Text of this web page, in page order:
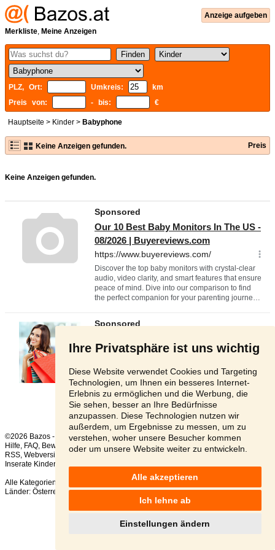
Ihre Privatsphäre ist uns wichtig
Diese Website verwendet Cookies und Targeting
Technologien, um Ihnen ein besseres Internet-
Erlebnis zu ermöglichen und die Werbung, die
Sie sehen, besser an Ihre Bedürfnisse
anzupassen. Diese Technologien nutzen wir
außerdem, um Ergebnisse zu messen, um zu
verstehen, woher unsere Besucher kommen
oder um unsere Website weiter zu entwickeln.
Alle akzeptieren
Ich lehne ab
Einstellungen ändern
Anzeige aufgeben
Merkliste, Meine Anzeigen
PLZ, Ort: Umkreis:
km
Preis von:
- bis: €
Hauptseite > Kinder > Babyphone
Keine Anzeigen gefunden. Preis
Keine Anzeigen gefunden.
©2026 Bazos -
Kleinanzeigen, Bazar Babyphone
Hilfe, FAQ, Bewertung,Kontakt,Nutzungsbedingungen , Datenschutzerklärung
RSS,
Inserate Kinder gesamt:
Alle Kategorien
Länder: Österreich ,Tschechien,Slowakei,Polen